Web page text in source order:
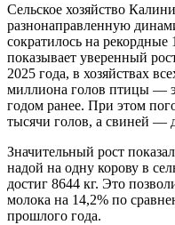
Сельское хозяйство
разнонаправленную
сократилось на рекордные
показывает уверенный
2025 года, в хозяйствах
миллиона голов птицы —
годом ранее. При этом
тысячи голов, а свиней —
Значительный рост
надой на одну корову в
достиг 8644 кг. Это
молока на 14,2% по
прошлого года.